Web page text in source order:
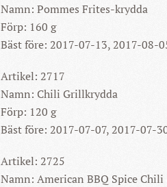
Namn: Pommes Frites-krydda
Förp: 160 g
Bäst före: 2017-07-13, 2017-08-
Artikel: 2717
Namn: Chili Grillkrydda
Förp: 120 g
Bäst före: 2017-07-07, 2017-07-
Artikel: 2725
Namn: American BBQ Spice